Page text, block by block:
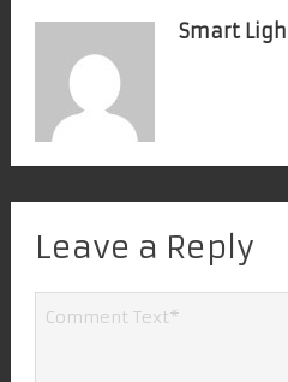
Smart
Leave a Reply